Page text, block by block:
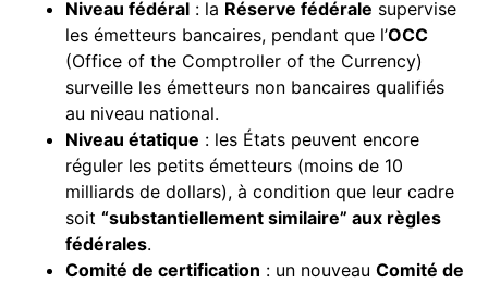
Niveau fédéral : la Réserve fédérale supervise
les émetteurs bancaires, pendant que l’OCC
(Office of the Comptroller of the Currency)
surveille les émetteurs non bancaires qualifiés
au niveau national.
Niveau étatique : les États peuvent encore
réguler les petits émetteurs (moins de 10
milliards de dollars), à condition que leur cadre
soit “substantiellement similaire” aux règles
fédérales.
Comité de certification : un nouveau Comité de